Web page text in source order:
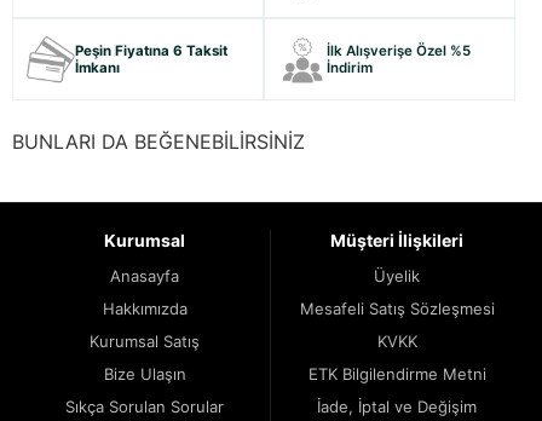
Peşin Fiyatına 6 Taksit
İmkanı
İlk Alışverişe Özel %5
İndirim
BUNLARI DA BEĞENEBİLİRSİNİZ
Kurumsal
Anasayfa
Hakkımızda
Kurumsal Satış
Bize Ulaşın
Sıkça Sorulan Sorular
Müşteri İlişkileri
Üyelik
Mesafeli Satış Sözleşmesi
KVKK
ETK Bilgilendirme Metni
İade, İptal ve Değişim